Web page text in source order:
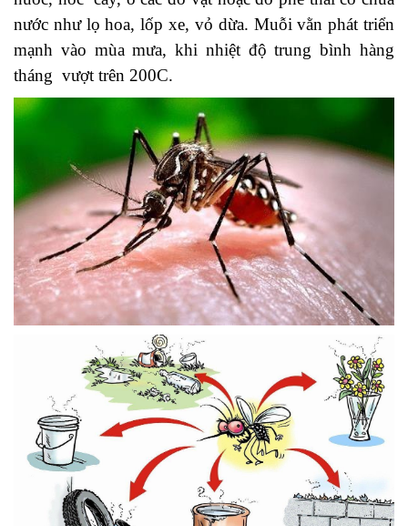
nước như lọ hoa, lốp xe, vỏ dừa. Muỗi vằn phát triển
mạnh vào mùa mưa, khi nhiệt độ trung bình hàng
tháng vượt trên 200C.